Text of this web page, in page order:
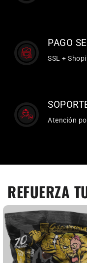
PAGO
SSL +
Atención
REFUERZA